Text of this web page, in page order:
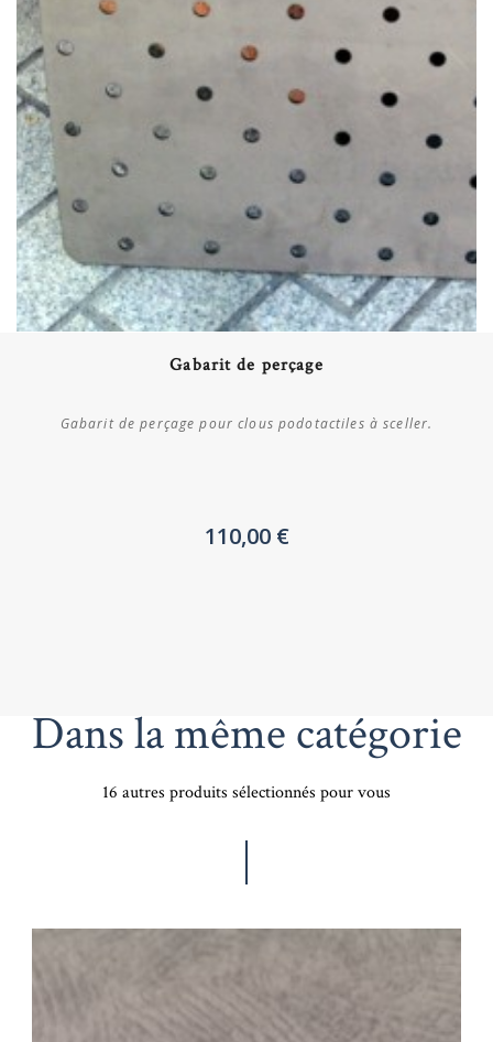
Plus de détails
Gabarit de perçage
Gabarit de perçage pour clous podotactiles à sceller.
110,00 €
Dans la même catégorie
16 autres produits sélectionnés pour vous